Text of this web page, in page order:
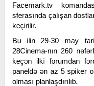
Facemark.tv
sferasında çalışan
keçirilir.
Bu ilin 29-30 may
28Cinema-nın 260
keçən ilki forumdan
paneldə ən az 5 spiker
olması planlaşdırılıb.